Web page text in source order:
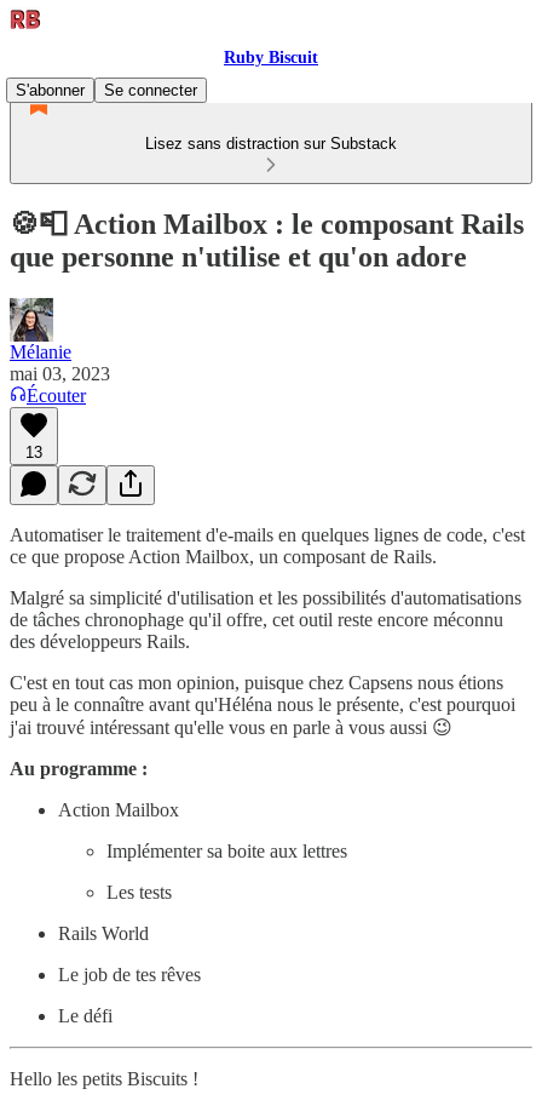
Ruby Biscuit
S'abonner
Se connecter
Lisez sans distraction sur Substack
🍪📮 Action Mailbox : le composant Rails
que personne n'utilise et qu'on adore
Mélanie
mai 03, 2023
Écouter
13
Automatiser le traitement d'e-mails en quelques lignes de code, c'est
ce que propose Action Mailbox, un composant de Rails.
Malgré sa simplicité d'utilisation et les possibilités d'automatisations
de tâches chronophage qu'il offre, cet outil reste encore méconnu
des développeurs Rails.
C'est en tout cas mon opinion, puisque chez Capsens nous étions
peu à le connaître avant qu'Héléna nous le présente, c'est pourquoi
j'ai trouvé intéressant qu'elle vous en parle à vous aussi 😉
Au programme :
Action Mailbox
Implémenter sa boite aux lettres
Les tests
Rails World
Le job de tes rêves
Le défi
Hello les petits Biscuits !